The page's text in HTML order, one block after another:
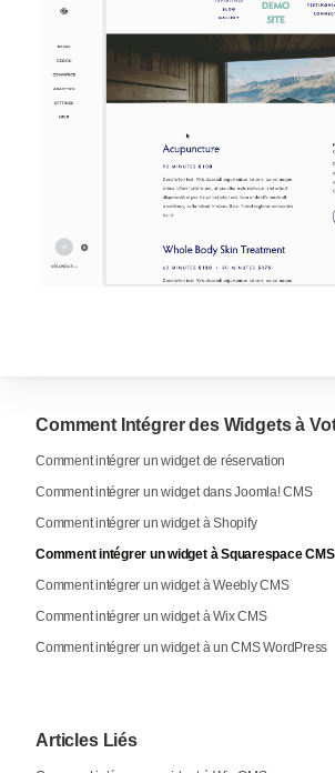
Comment Intégrer des Widgets à
Comment intégrer un widget de réservation
Comment intégrer un widget dans Joomla! CMS
Comment intégrer un widget à Shopify
Comment intégrer un widget à Squarespace CMS
Comment intégrer un widget à Weebly CMS
Comment intégrer un widget à Wix CMS
Comment intégrer un widget à un CMS WordPress
Articles Liés